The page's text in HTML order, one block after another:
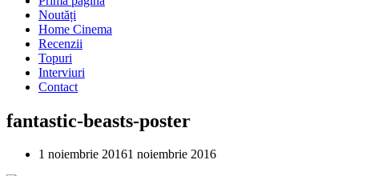
Noutăți
Home Cinema
Recenzii
Topuri
Interviuri
Contact
fantastic-beasts-poster
1 noiembrie 20161 noiembrie 2016